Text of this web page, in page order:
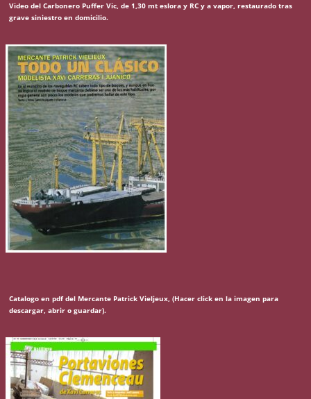
Video del Carbonero Puffer Vic, de 1,30 mt eslora y RC y a vapor, restaurado tras
grave siniestro en domicilio.
Catalogo en pdf del Mercante Patrick Vieljeux, (Hacer click en la imagen para
descargar, abrir o guardar).